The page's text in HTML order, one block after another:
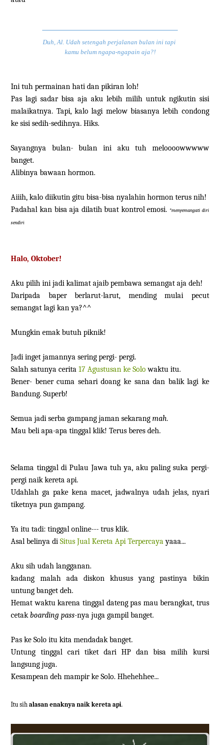
Duh, Al. Udah setengah perjalanan bulan ini tapi
kamu belum ngapa-ngapain aja?!
Ini tuh permainan hati dan pikiran loh!
Pas lagi sadar bisa aja aku lebih milih untuk ngikutin sisi
malaikatnya. Tapi, kalo lagi melow biasanya lebih condong
ke sisi sedih-sedihnya. Hiks.
Sayangnya bulan- bulan ini aku tuh meloooowwwww
banget.
Alibinya bawaan hormon.
Aiiih, kalo diikutin gitu bisa-bisa nyalahin hormon terus nih!
Padahal kan bisa aja dilatih buat kontrol emosi. *menyemangati diri
sendiri
Halo, Oktober!
Aku pilih ini jadi kalimat ajaib pembawa semangat aja deh!
Daripada baper berlarut-larut, mending mulai pecut
semangat lagi kan ya?^^
Mungkin emak butuh piknik!
Jadi inget jamannya sering pergi- pergi.
Salah satunya cerita17 Agustusan ke Solowaktu itu.
Bener- bener cuma sehari doang ke sana dan balik lagi ke
Bandung. Superb!
Semua jadi serba gampang jaman sekarangmah.
Mau beli apa-apa tinggal klik! Terus beres deh.
Selama tinggal di Pulau Jawa tuh ya, aku paling suka pergi-
pergi naik kereta api.
Udahlah ga pake kena macet, jadwalnya udah jelas, nyari
tiketnya pun gampang.
Ya itu tadi: tinggal online--- trus klik.
Asal belinya diSitus Jual Kereta Api Terpercayayaaa...
Aku sih udah langganan.
kadang malah ada diskon khusus yang pastinya bikin
untung banget deh.
Hemat waktu karena tinggal dateng pas mau berangkat, trus
cetakboarding pass-nya juga gampil banget.
Pas ke Solo itu kita mendadak banget.
Untung tinggal cari tiket dari HP dan bisa milih kursi
langsung juga.
Kesampean deh mampir ke Solo. Hhehehhee...
Itu sihalasan enaknya naik kereta api.